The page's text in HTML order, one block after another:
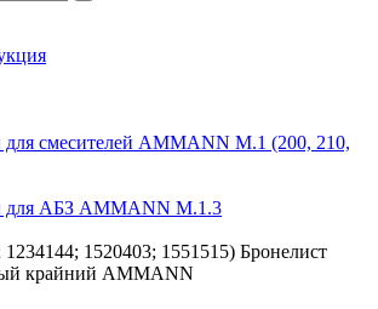
для смесителей AMMANN M.1 (200, 210,
для АБЗ AMMANN M.1.3
1520403; 1551515) Бронелист
крайний AMMANN